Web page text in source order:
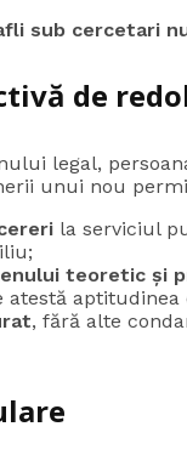
sub cercetari
de
legal,
unui nou
la serviciul
teoretic și
atestă aptitudinea
, fără alte